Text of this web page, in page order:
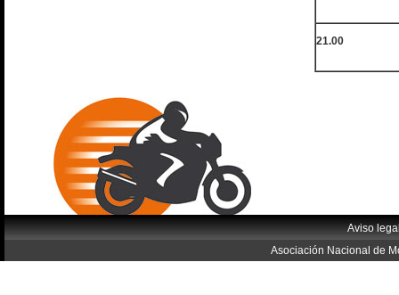
21.00
Aviso
Asociación Nacional de